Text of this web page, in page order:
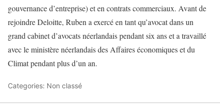
gouvernance d’entreprise) et en contrats commerciaux. Avant de
rejoindre Deloitte, Ruben a exercé en tant qu’avocat dans un
grand cabinet d’avocats néerlandais pendant six ans et a travaillé
avec le ministère néerlandais des Affaires économiques et du
Climat pendant plus d’un an.
Categories: Non classé